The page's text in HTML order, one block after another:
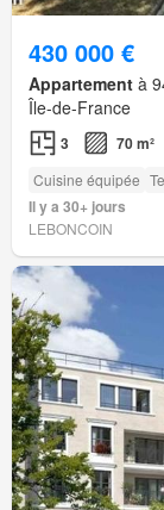
430 000 €
Appartement à
Île-de-France
3 70 m²
Cuisine équipée
Il y a 30+ jours
LEBONCOIN